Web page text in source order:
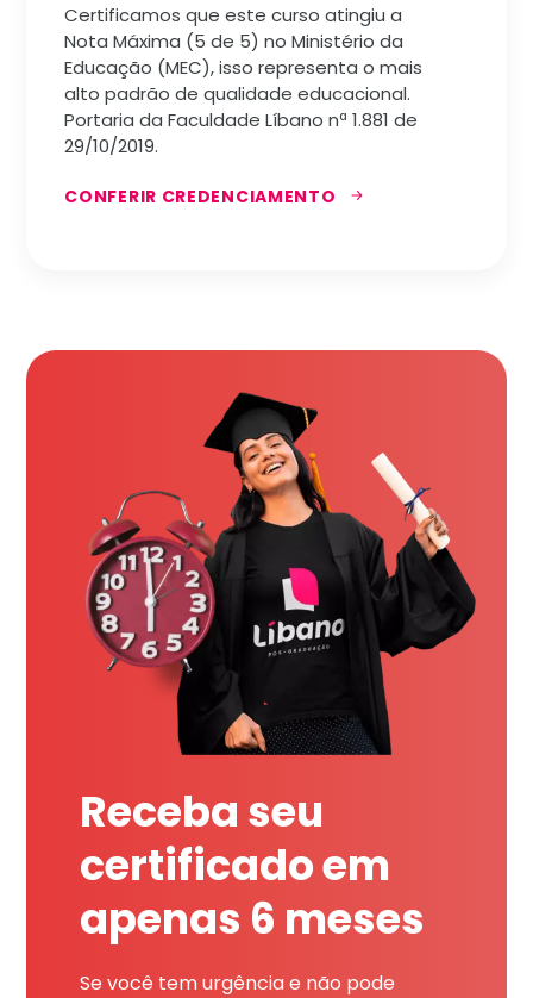
Certificamos que este curso atingiu a
Nota Máxima (5 de 5) no Ministério da
Educação (MEC), isso representa o mais
alto padrão de qualidade educacional.
Portaria da Faculdade Líbano nª 1.881 de
29/10/2019.
CONFERIR CREDENCIAMENTO
Receba seu
certificado em
apenas 6 meses
Se você tem urgência e não pode